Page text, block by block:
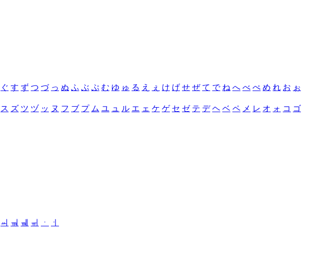
ぐ す ず つ づ っ ぬ ふ ぶ ぷ む ゆ ゅ る え ぇ け げ せ ぜ て で ね へ べ ぺ め れ お ぉ
ス ズ ツ ヅ ッ ヌ フ ブ プ ム ユ ュ ル エ ェ ケ ゲ セ ゼ テ デ ヘ ベ ペ メ レ オ ォ コ ゴ
ㆉ ㆊ ㆋ ㆌ ㆍ
ㆎ